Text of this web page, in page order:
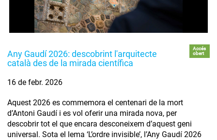
Any Gaudí 2026: descobrint l'arquitecte
català des de la mirada científica
Accés
obert
16 de febr. 2026
Aquest 2026 es commemora el centenari de la mort
d’Antoni Gaudí i es vol oferir una mirada nova, per
descobrir tot el que encara desconeixem d’aquest geni
universal. Sota el lema ‘L’ordre invisible’, l’Any Gaudí 2026